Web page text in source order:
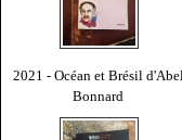
2021 - Océan et Brésil d'Abel
Bonnard